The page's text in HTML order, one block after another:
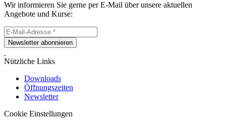
Wir informieren Sie gerne per E-Mail über unsere aktuellen
Angebote und Kurse:
Newsletter abonnieren
Nützliche Links
Downloads
Öffnungszeiten
Newsletter
Cookie Einstellungen